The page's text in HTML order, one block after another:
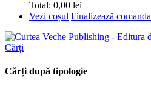
Total: 0,00 lei
Vezi coșul Finalizează comanda
Cărți
Cărți după tipologie